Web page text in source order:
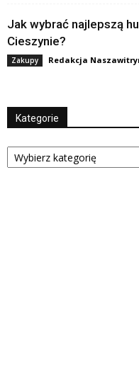
Jak wybrać najlepszą
Cieszynie?
Zakupy Redakcja
Kategorie
Kategorie